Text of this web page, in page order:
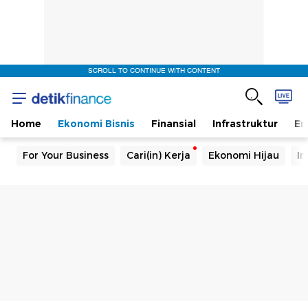
SCROLL TO CONTINUE WITH CONTENT
Home Ekonomi Bisnis Finansial Infrastruktur
For Your Business Cari(in) Kerja Ekonomi Hijau